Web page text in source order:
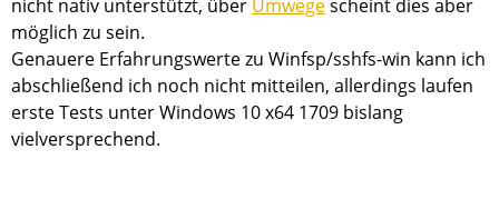
nicht nativ unterstützt, über Umwegescheint dies aber
möglich zu sein.
Genauere Erfahrungswerte zu Winfsp/sshfs-win kann ich
abschließend ich noch nicht mitteilen, allerdings laufen
erste Tests unter Windows 10 x64 1709 bislang
vielversprechend.